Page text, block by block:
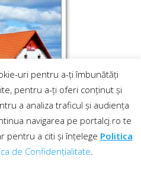
uri pentru a-ți îmbunătăți
pentru a-ți oferi conținut și
a analiza traficul și audiența
navigarea pe portalcj.ro te
pentru a citi și înțelege Politica
de Confidențialitate.